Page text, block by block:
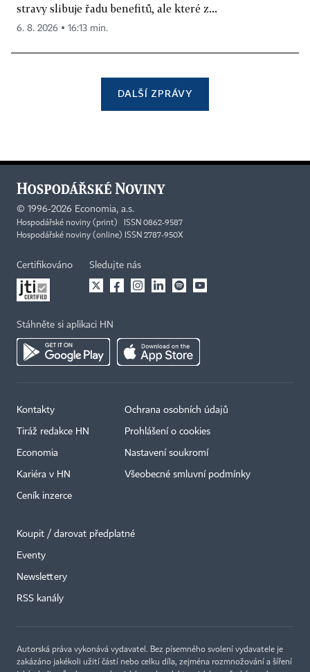
stravy slibuje řadu benefitů, ale které z...
6. 8. 2026 ▪ 16:13 min.
DALŠÍ ZPRÁVY
© 1996-2026 Economia, a.s.
Hospodářské noviny (print) ISSN 0862-9587
Hospodářské noviny (online) ISSN 2787-950X
Certifikováno Sledujte nás
Stáhněte si aplikaci HN
Kontakty
Tiráž redakce HN
Economia
Kariéra v HN
Ceník inzerce
Ochrana osobních údajů
Prohlášení o cookies
Nastavení soukromí
Všeobecné smluvní podmínky
Koupit / darovat předplatné
Eventy
Newslettery
RSS kanály
Autorská práva vykonává vydavatel. Bez písemného svolení vydavatele je
zakázáno jakékoli užití částí nebo celku díla, zejména rozmnožování a šíření